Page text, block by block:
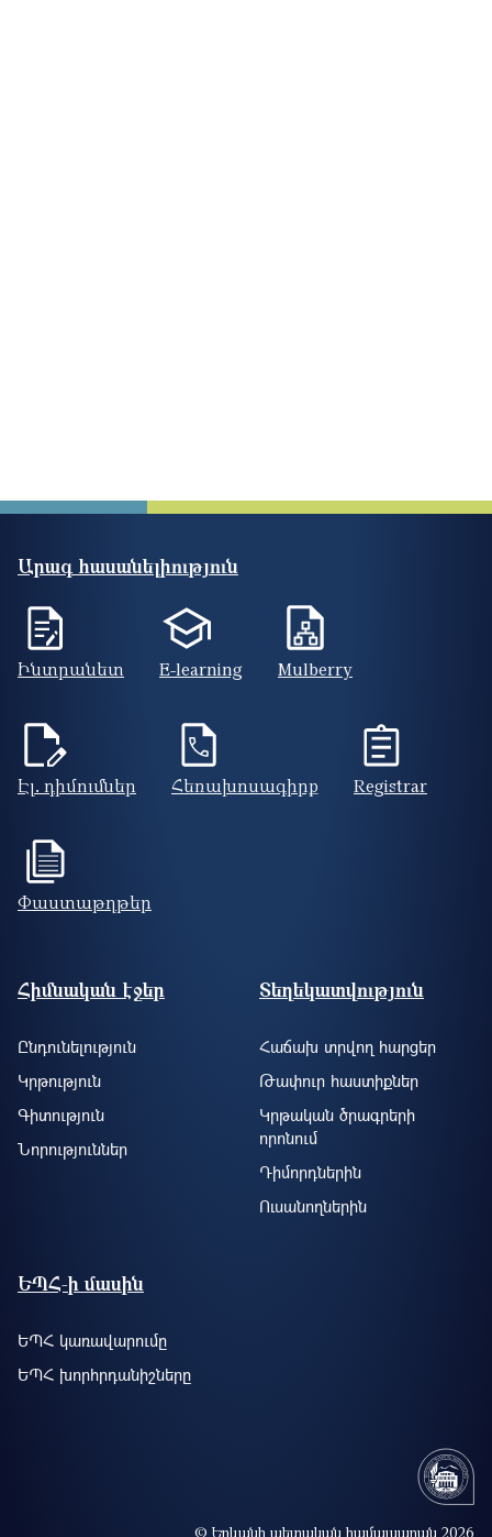
Արագ հասանելիություն
Ինտրանետ E-learning Mulberry
Էլ. դիմումներ Հեռախոսագիրք Registrar
Փաստաթղթեր
Footer site information
Հիմնական էջեր
Ընդունելություն
Կրթություն
Գիտություն
Նորություններ
Տեղեկատվություն
Հաճախ տրվող հարցեր
Թափուր հաստիքներ
Կրթական ծրագրերի
որոնում
Դիմորդներին
Ուսանողներին
ԵՊՀ-ի մասին
ԵՊՀ կառավարումը
ԵՊՀ խորհրդանիշները
© Երևանի պետական համալսարան 2026